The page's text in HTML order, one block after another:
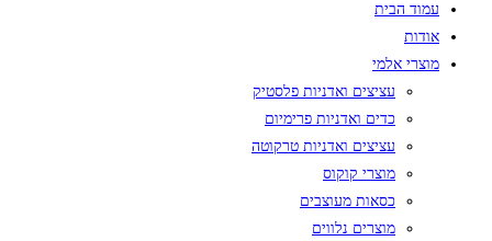
עמוד הבית
אודות
מוצרי אלמי
עציצים ואדניות פלסטיק
כדים ואדניות פרימיום
עציצים ואדניות טרקוטה
מוצרי קוקוס
כסאות מעוצבים
מוצרים נלווים